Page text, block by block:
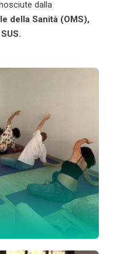
dalla
della Sanità (OMS),